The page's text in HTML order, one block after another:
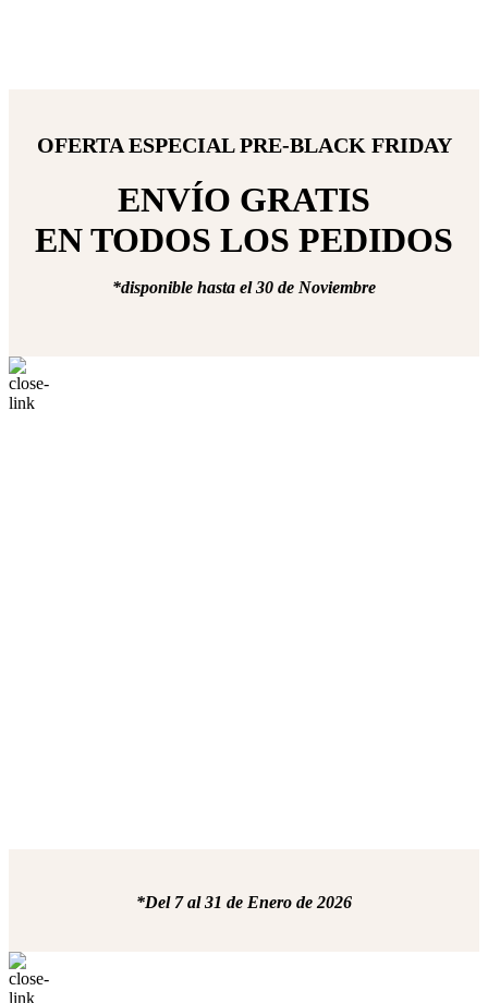
OFERTA ESPECIAL PRE-BLACK FRIDAY
ENVÍO GRATIS
EN TODOS LOS PEDIDOS
*disponible hasta el 30 de Noviembre
*Del 7 al 31 de Enero de 2026